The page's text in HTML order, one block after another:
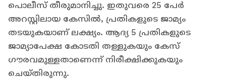
പൊലീസ് തീരുമാനിച്ചു. ഇതുവരെ 25 പേർ
അറസ്റ്റിലായ കേസിൽ, പ്രതികളുടെ ജാമ്യം
തടയുകയാണ് ലക്ഷ്യം. ആദ്യ 5 പ്രതികളുടെ
ജാമ്യാപേക്ഷ കോടതി തള്ളുകയും കേസ്
ഗൗരവമുള്ളതാണെന്ന് നിരീക്ഷിക്കുകയും
ചെയ്തിരുന്നു.